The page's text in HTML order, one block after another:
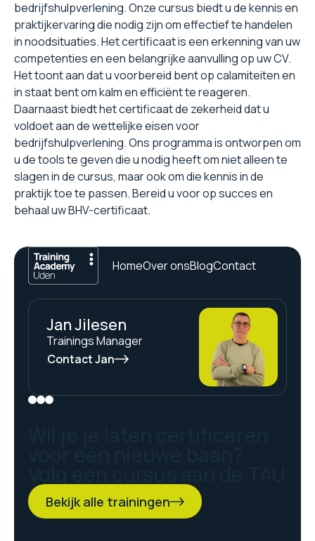
bedrijfshulpverlening. Onze cursus biedt u de kennis en
praktijkervaring die nodig zijn om effectief te handelen
in noodsituaties. Het certificaat is een erkenning van uw
competenties en een belangrijke aanvulling op uw CV.
Het toont aan dat u voorbereid bent op calamiteiten en
in staat bent om kalm en efficiënt te reageren.
Daarnaast biedt het certificaat de zekerheid dat u
voldoet aan de wettelijke eisen voor
bedrijfshulpverlening. Ons programma is ontworpen om
u de tools te geven die u nodig heeft om niet alleen te
slagen in de cursus, maar ook om die kennis in de
praktijk toe te passen. Bereid u voor op succes en
behaal uw BHV-certificaat.
HomeOver onsBlogContact
Jan Jilesen
Trainings Manager
Contact Jan
Bekijk alle trainingen